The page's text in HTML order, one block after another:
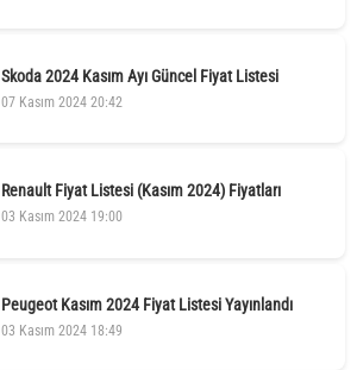
Skoda 2024 Kasım Ayı Güncel Fiyat Listesi
07 Kasım 2024 20:42
Renault Fiyat Listesi (Kasım 2024) Fiyatları
03 Kasım 2024 19:00
Peugeot Kasım 2024 Fiyat Listesi Yayınlandı
03 Kasım 2024 18:49